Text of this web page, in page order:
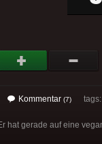
Kommentar (7) tags:
hat gerade auf eine